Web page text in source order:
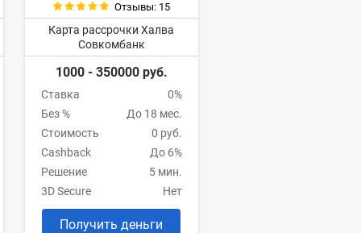
Отзывы: 15
Карта рассрочки Халва
Совкомбанк
1000 - 350000 руб.
Ставка
0%
Без %
До 18 мес.
Стоимость
0 руб.
Cashback
До 6%
Решение
5 мин.
3D Secure
Нет
Получить деньги